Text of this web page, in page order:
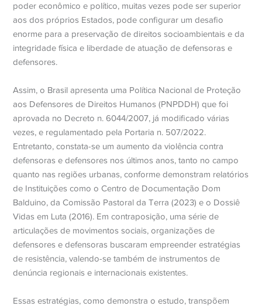
poder econômico e político, muitas vezes pode ser superior
aos dos próprios Estados, pode configurar um desafio
enorme para a preservação de direitos socioambientais e da
integridade física e liberdade de atuação de defensoras e
defensores.
Assim, o Brasil apresenta uma Política Nacional de Proteção
aos Defensores de Direitos Humanos (PNPDDH) que foi
aprovada no Decreto n. 6044/2007, já modificado várias
vezes, e regulamentado pela Portaria n. 507/2022.
Entretanto, constata-se um aumento da violência contra
defensoras e defensores nos últimos anos, tanto no campo
quanto nas regiões urbanas, conforme demonstram relatórios
de Instituições como o Centro de Documentação Dom
Balduino, da Comissão Pastoral da Terra (2023) e o Dossiê
Vidas em Luta (2016). Em contraposição, uma série de
articulações de movimentos sociais, organizações de
defensores e defensoras buscaram empreender estratégias
de resistência, valendo-se também de instrumentos de
denúncia regionais e internacionais existentes.
Essas estratégias, como demonstra o estudo, transpõem